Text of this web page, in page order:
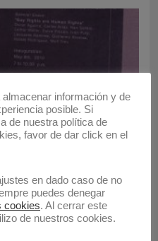
2010 - DP
rights are
información y de
posible. Si
de nuestra política de
favor de dar click en el
en dado caso de no
puedes denegar
cookies. Al cerrar este
de nuestros cookies.